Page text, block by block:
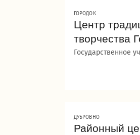
ГОРОДОК
Центр
творчества
Государственное
ДУБРОВНО
Районный